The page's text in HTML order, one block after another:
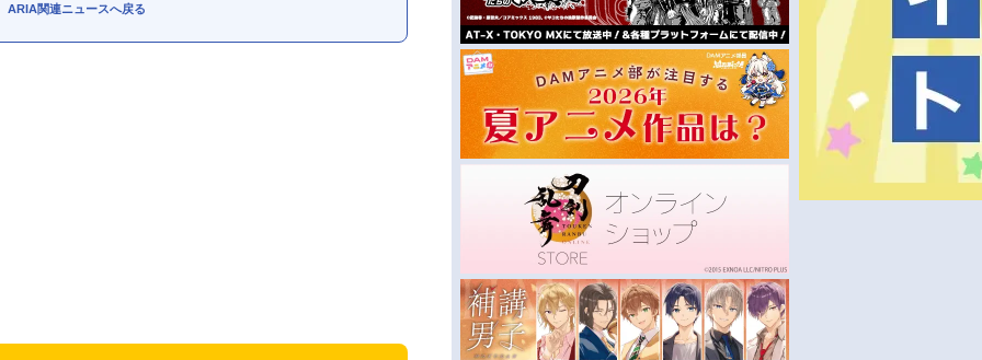
ARIA関連ニュースへ戻る